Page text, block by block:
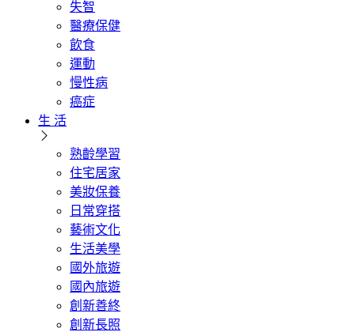
失智
醫療保健
飲食
運動
慢性病
癌症
生 活
熟齡學習
住宅居家
美妝保養
日常穿搭
藝術文化
生活美學
國外旅遊
國內旅遊
創新善終
創新長照